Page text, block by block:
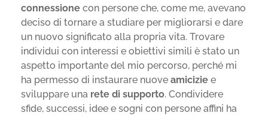
connessione con persone che, come me, avevano
deciso di tornare a studiare per migliorarsi e dare
un nuovo significato alla propria vita. Trovare
individui con interessi e obiettivi simili è stato un
aspetto importante del mio percorso, perché mi
ha permesso di instaurare nuove amicizie e
sviluppare una rete di supporto. Condividere
sfide, successi, idee e sogni con persone affini ha